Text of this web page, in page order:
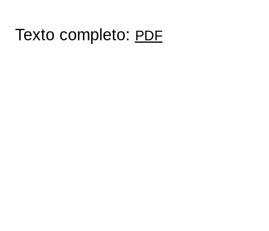
Texto completo: PDF